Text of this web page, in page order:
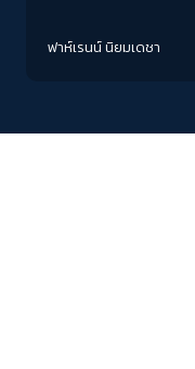
ฟาห์เรนน์ นิยมเดชา
ปิด